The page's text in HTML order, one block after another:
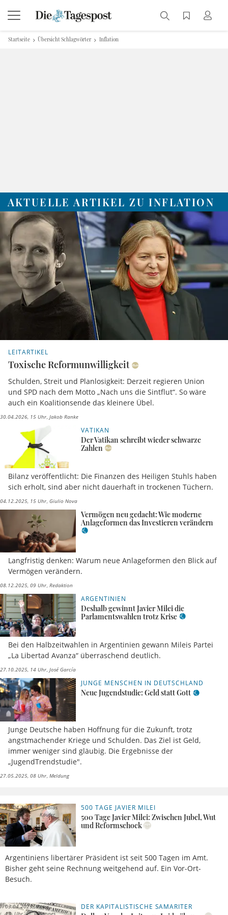
Startseite Übersicht Schlagwörter Inflation
AKTUELLE ARTIKEL ZU INFLATION
LEITARTIKEL
Toxische Reformunwilligkeit
Schulden, Streit und Planlosigkeit: Derzeit regieren Union
und SPD nach dem Motto „Nach uns die Sintflut“. So wäre
auch ein Koalitionsende das kleinere Übel.
30.04.2026, 15 Uhr Jakob Ranke
VATIKAN
Der Vatikan schreibt wieder schwarze
Zahlen
Bilanz veröffentlicht: Die Finanzen des Heiligen Stuhls haben
sich erholt, sind aber nicht dauerhaft in trockenen Tüchern.
04.12.2025, 15 Uhr Giulio Nova
Vermögen neu gedacht: Wie moderne
Anlageformen das Investieren verändern
Langfristig denken: Warum neue Anlageformen den Blick auf
Vermögen verändern.
08.12.2025, 09 Uhr Redaktion
ARGENTINIEN
Deshalb gewinnt Javier Milei die
Parlamentswahlen trotz Krise
Bei den Halbzeitwahlen in Argentinien gewann Mileis Partei
„La Libertad Avanza“ überraschend deutlich.
27.10.2025, 14 Uhr José García
JUNGE MENSCHEN IN DEUTSCHLAND
Neue Jugendstudie: Geld statt Gott
Junge Deutsche haben Hoffnung für die Zukunft, trotz
angstmachender Kriege und Schulden. Das Ziel ist Geld,
immer weniger sind gläubig. Die Ergebnisse der
„JugendTrendstudie".
27.05.2025, 08 Uhr Meldung
500 TAGE JAVIER MILEI
500 Tage Javier Milei: Zwischen Jubel, Wut
und Reformschock
Argentiniens libertärer Präsident ist seit 500 Tagen im Amt.
Bisher geht seine Rechnung weitgehend auf. Ein Vor-Ort-
Besuch.
25.04.2025,
11 Uhr
Tobias
Käufer
DER KAPITALISTISCHE SAMARITER
03.04.2025,
13 Uhr
Pater
Johannes